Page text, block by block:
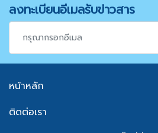
ลงทะเบียนอีเมลรับข่าวสาร
หน้าหลัก
ติดต่อเรา